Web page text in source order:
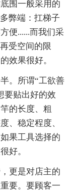
围一般采用的
弊端：扛梯子
便......而我们采
受空间的限
效果很好。
。所谓“工欲善
要贴出好的效
的长度、粗
、稳定程度、
果工具选择的
好。
更是对店主的
要。要顾客一